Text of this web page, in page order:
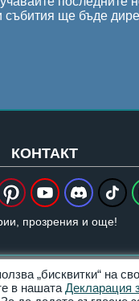
събития ще бъде
КОНТАКТ
прозрения и още!
бележка
„бисквитки“ на
в нашата Декларация